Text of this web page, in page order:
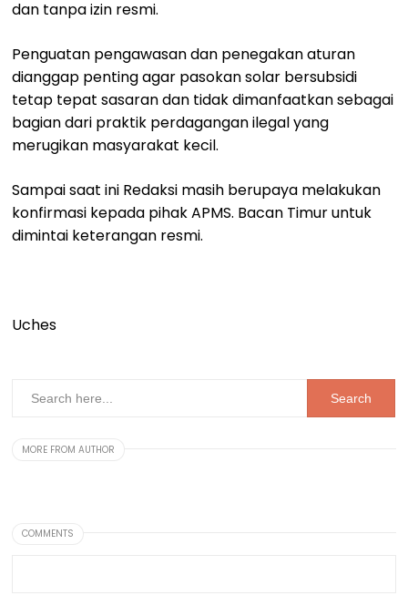
dan tanpa izin resmi.
Penguatan pengawasan dan penegakan aturan
dianggap penting agar pasokan solar bersubsidi
tetap tepat sasaran dan tidak dimanfaatkan sebagai
bagian dari praktik perdagangan ilegal yang
merugikan masyarakat kecil.
Sampai saat ini Redaksi masih berupaya melakukan
konfirmasi kepada pihak APMS. Bacan Timur untuk
dimintai keterangan resmi.
Uches
MORE FROM AUTHOR
COMMENTS